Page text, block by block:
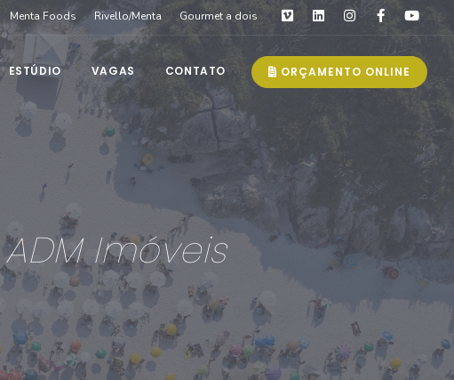
Menta Foods Rivello/Menta Gourmet a dois
ORÇAMENTO ONLINE
ESTÚDIO VAGAS CONTATO
Imóveis